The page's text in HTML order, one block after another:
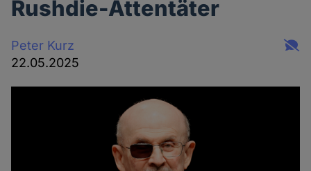
Rushdie-Attentäter
Peter Kurz
22.05.2025